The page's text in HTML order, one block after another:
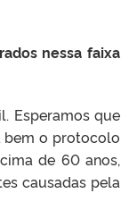
nessa faixa
Esperamos que
bem o protocolo
de 60 anos,
causadas pela